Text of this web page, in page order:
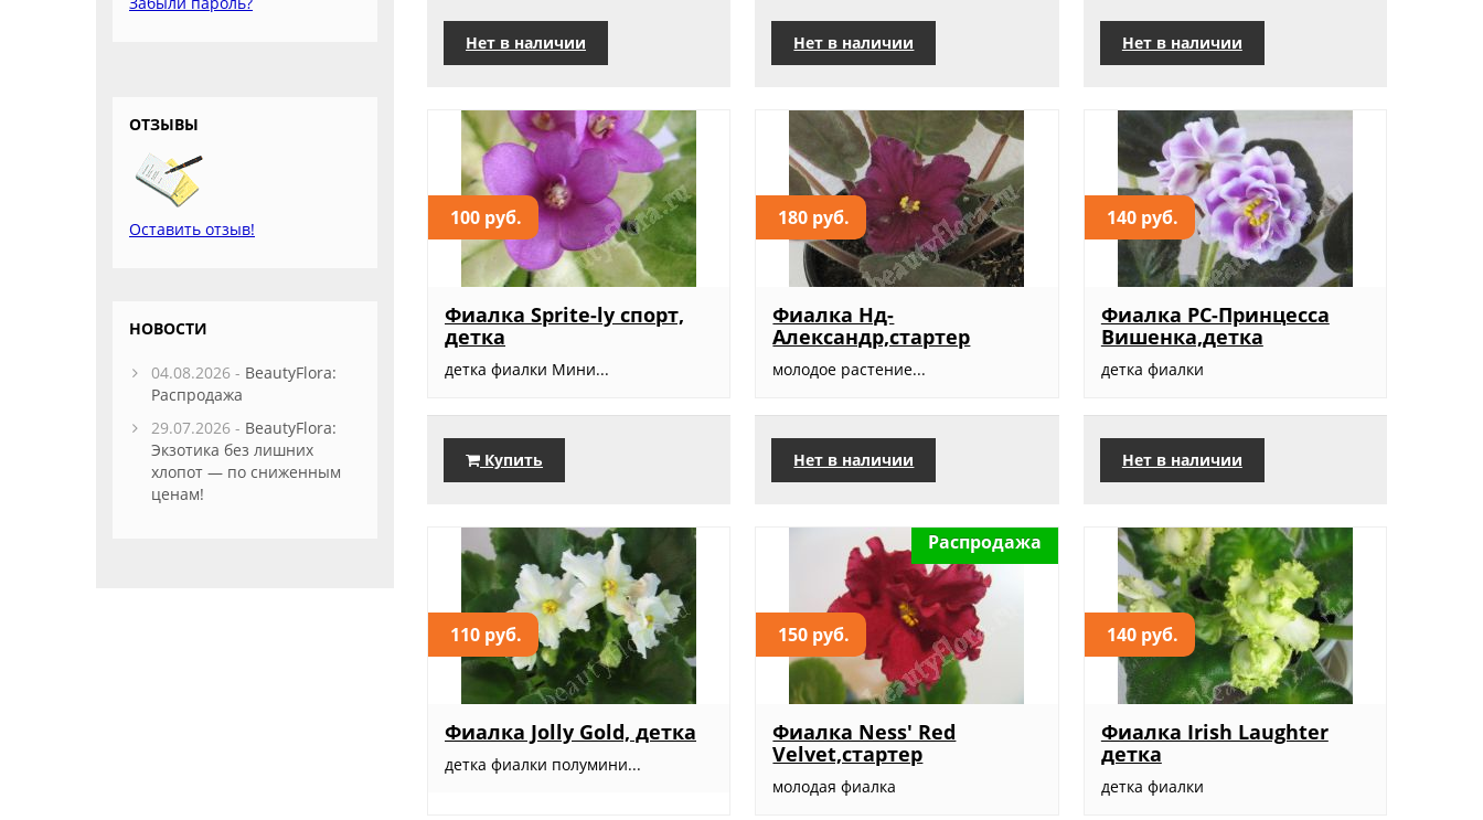
Нет в наличии Нет в наличии Нет в наличии
100 руб.
Фиалка Sprite-ly спорт,
детка
детка фиалки Мини...
Купить
180 руб.
Фиалка Нд-
Александр,стартер
молодое растение...
Нет в наличии
140 руб.
Фиалка РС-Принцесса
Вишенка,детка
детка фиалки
Нет в наличии
110 руб.
Фиалка Jolly Gold, детка
детка фиалки полумини...
150 руб.
Распродажа
Фиалка Ness' Red
Velvet,стартер
молодая фиалка
140 руб.
Фиалка Irish Laughter
детка
детка фиалки
ОТЗЫВЫ
Оставить отзыв!
НОВОСТИ
04.08.2026 - BeautyFlora:
Распродажа
29.07.2026 - BeautyFlora:
Экзотика без лишних
хлопот — по сниженным
ценам!